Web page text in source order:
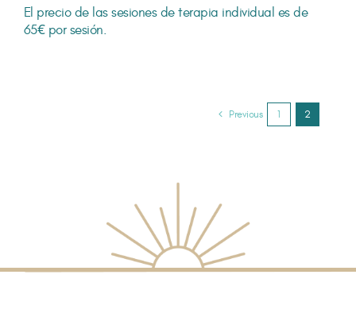
El precio de las sesiones de terapia individual es de
65€ por sesión.
Previous 1 2